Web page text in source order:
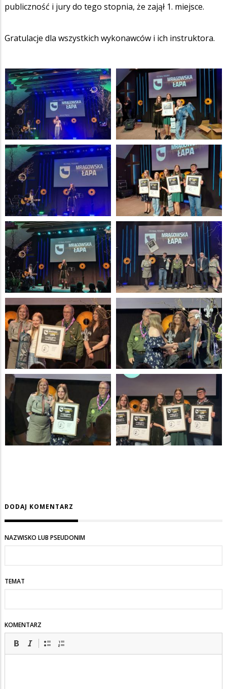
publiczność i jury do tego stopnia, że zajął 1. miejsce.
Gratulacje dla wszystkich wykonawców i ich instruktora.
DODAJ KOMENTARZ
NAZWISKO LUB PSEUDONIM
TEMAT
KOMENTARZ